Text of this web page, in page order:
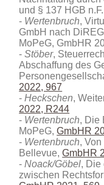
und § 137 HGB
Wertenbruch,
GmbH nach
MoPeG, GmbHR
Stöber,
Abschaffung des
2022, 967
Heckschen,
2022, R244
Wertenbruch, Die
MoPeG,GmbHR
Wertenbruch,
Bellevue,GmbHR
Noack/Göbel, Die
zwischen